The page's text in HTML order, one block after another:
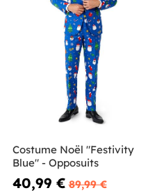
Costume Noël "Festivity
Blue" - Opposuits
40,99 € 89,99 €